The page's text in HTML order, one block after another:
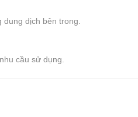
dịch bên trong.
cầu sử dụng.